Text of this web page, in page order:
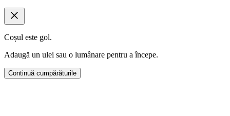
Coșul este gol.
Adaugă un ulei sau o lumânare pentru a începe.
Continuă cumpărăturile